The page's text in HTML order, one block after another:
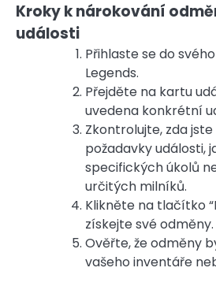
Kroky k nárokování
události
Přihlaste se do
Legends.
Přejděte na kartu
uvedena konkrétní
Zkontrolujte, zda
požadavky události,
specifických úkolů
určitých milníků.
Klikněte na tlačítko
získejte své odměny.
Ověřte, že odměny
vašeho inventáře